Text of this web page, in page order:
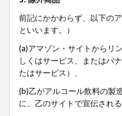
前記にかかわらず、以下の
といいます。）
(a)アマゾン・サイトからリ
しくはサービス、またはバ
たはサービス）、
(b)乙がアルコール飲料の製
に、乙のサイトで宣伝され